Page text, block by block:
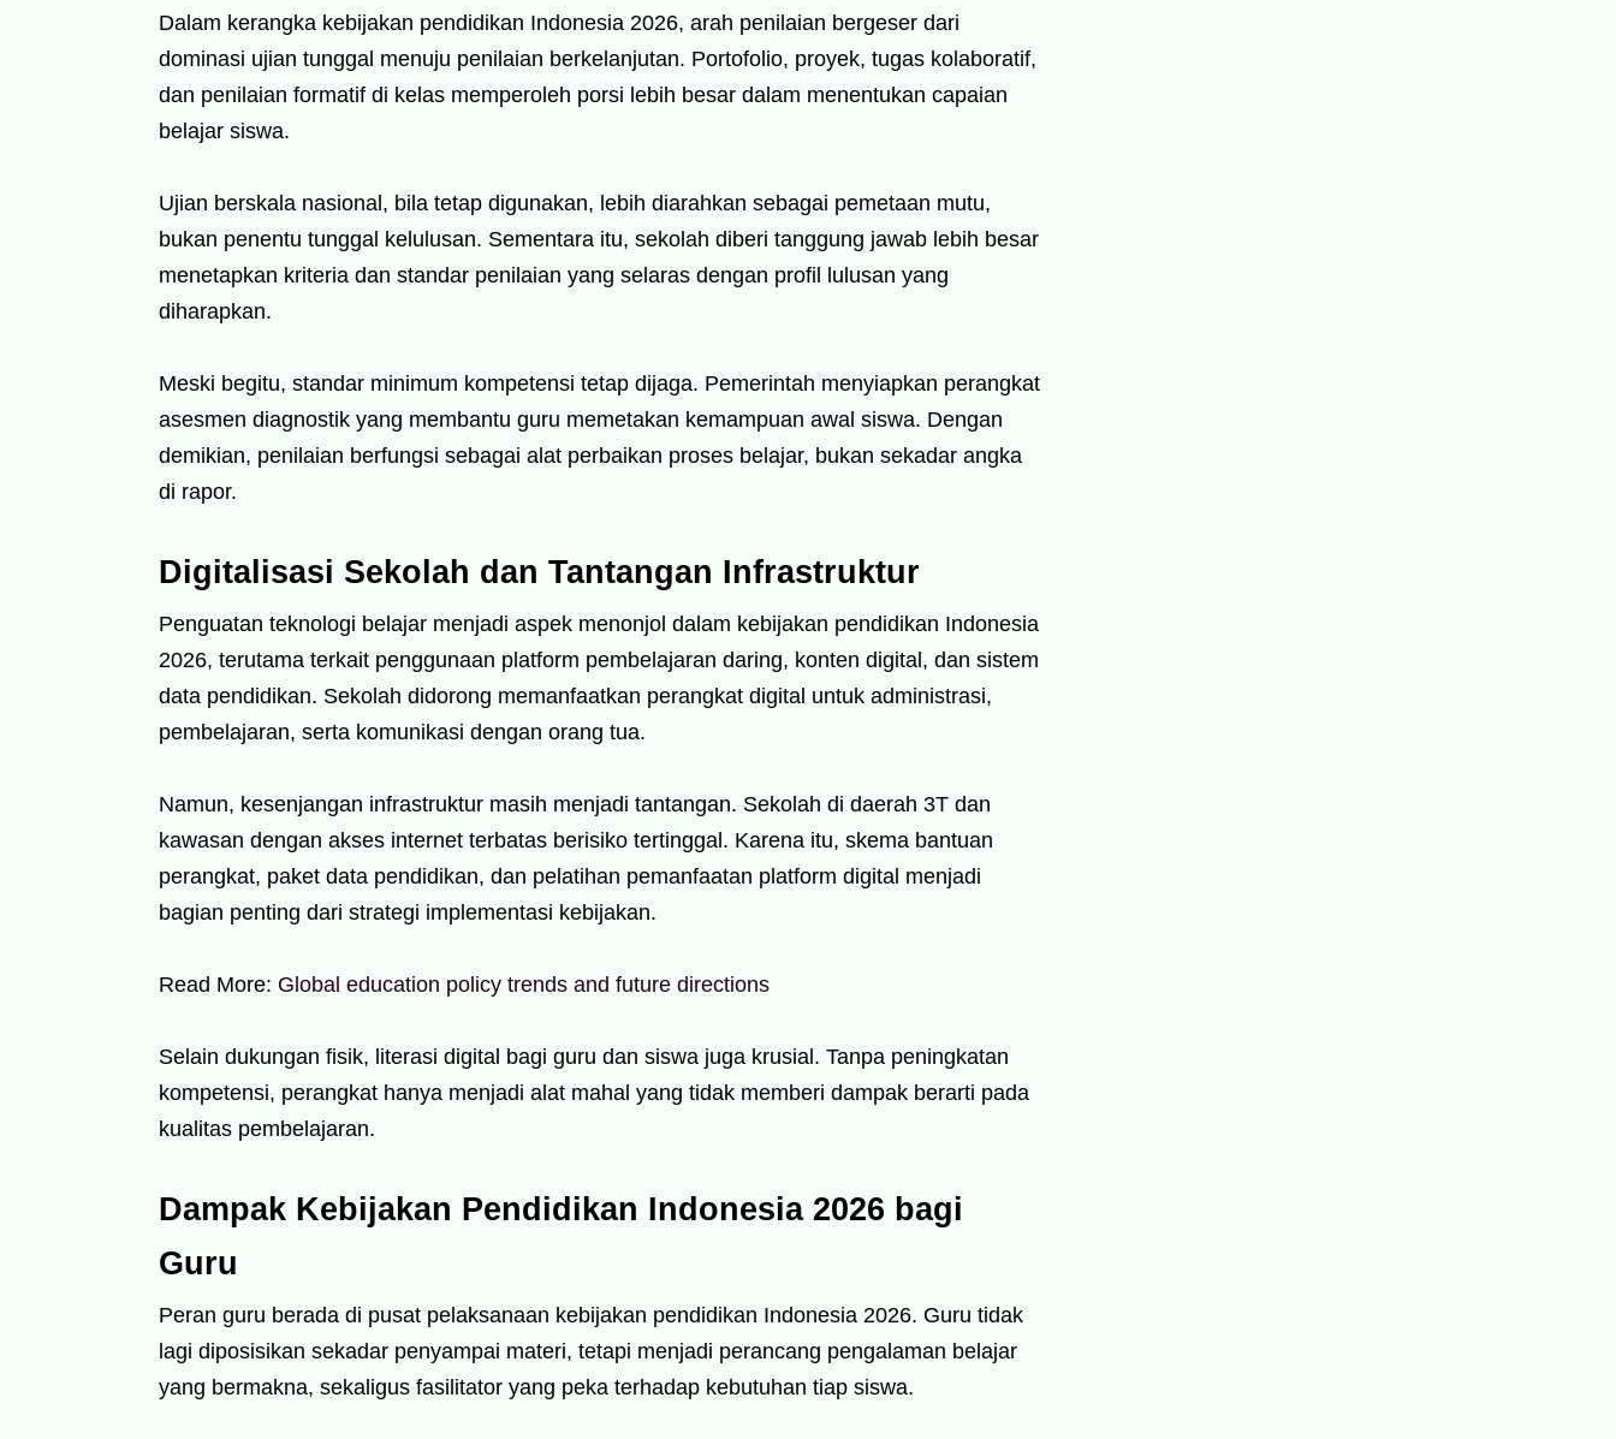
Dalam kerangka kebijakan pendidikan Indonesia 2026, arah penilaian bergeser dari
dominasi ujian tunggal menuju penilaian berkelanjutan. Portofolio, proyek, tugas kolaboratif,
dan penilaian formatif di kelas memperoleh porsi lebih besar dalam menentukan capaian
belajar siswa.
Ujian berskala nasional, bila tetap digunakan, lebih diarahkan sebagai pemetaan mutu,
bukan penentu tunggal kelulusan. Sementara itu, sekolah diberi tanggung jawab lebih besar
menetapkan kriteria dan standar penilaian yang selaras dengan profil lulusan yang
diharapkan.
Meski begitu, standar minimum kompetensi tetap dijaga. Pemerintah menyiapkan perangkat
asesmen diagnostik yang membantu guru memetakan kemampuan awal siswa. Dengan
demikian, penilaian berfungsi sebagai alat perbaikan proses belajar, bukan sekadar angka
di rapor.
Digitalisasi Sekolah dan Tantangan Infrastruktur
Penguatan teknologi belajar menjadi aspek menonjol dalam kebijakan pendidikan Indonesia
2026, terutama terkait penggunaan platform pembelajaran daring, konten digital, dan sistem
data pendidikan. Sekolah didorong memanfaatkan perangkat digital untuk administrasi,
pembelajaran, serta komunikasi dengan orang tua.
Namun, kesenjangan infrastruktur masih menjadi tantangan. Sekolah di daerah 3T dan
kawasan dengan akses internet terbatas berisiko tertinggal. Karena itu, skema bantuan
perangkat, paket data pendidikan, dan pelatihan pemanfaatan platform digital menjadi
bagian penting dari strategi implementasi kebijakan.
Read More: Global education policy trends and future directions
Selain dukungan fisik, literasi digital bagi guru dan siswa juga krusial. Tanpa peningkatan
kompetensi, perangkat hanya menjadi alat mahal yang tidak memberi dampak berarti pada
kualitas pembelajaran.
Dampak Kebijakan Pendidikan Indonesia 2026 bagi
Guru
Peran guru berada di pusat pelaksanaan kebijakan pendidikan Indonesia 2026. Guru tidak
lagi diposisikan sekadar penyampai materi, tetapi menjadi perancang pengalaman belajar
yang bermakna, sekaligus fasilitator yang peka terhadap kebutuhan tiap siswa.